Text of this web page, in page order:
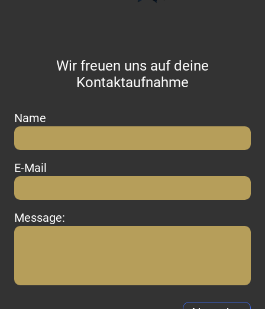
Wir freuen uns auf deine
Kontaktaufnahme
Name
E-Mail
Message: